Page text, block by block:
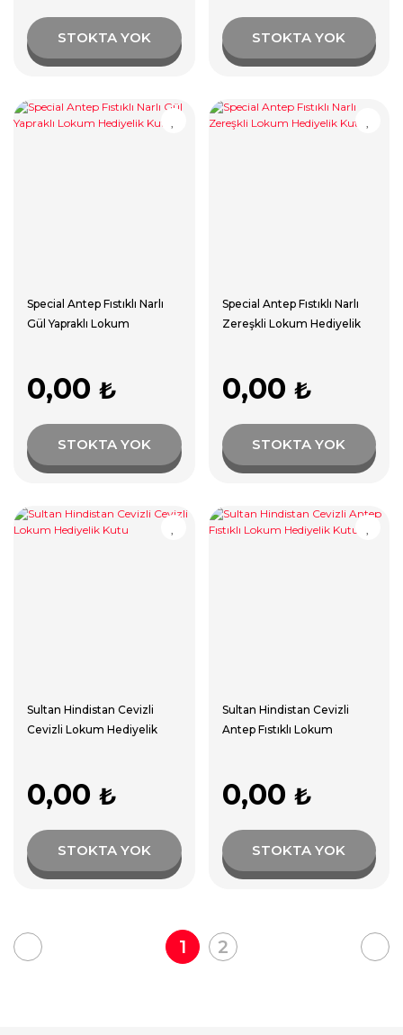
STOKTA YOK STOKTA YOK
Special Antep Fıstıklı Narlı
Gül Yapraklı Lokum
0,00 ₺
STOKTA YOK
Special Antep Fıstıklı Narlı
Zereşkli Lokum Hediyelik
0,00 ₺
STOKTA YOK
Sultan Hindistan Cevizli
Cevizli Lokum Hediyelik
0,00 ₺
STOKTA YOK
Sultan Hindistan Cevizli
Antep Fıstıklı Lokum
0,00 ₺
STOKTA YOK
1 2